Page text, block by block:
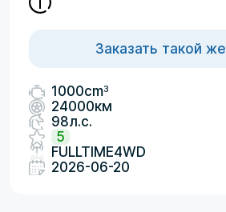
Заказать такой же
1000cm3
24000км
98л.с.
5
FULLTIME4WD
2026-06-20